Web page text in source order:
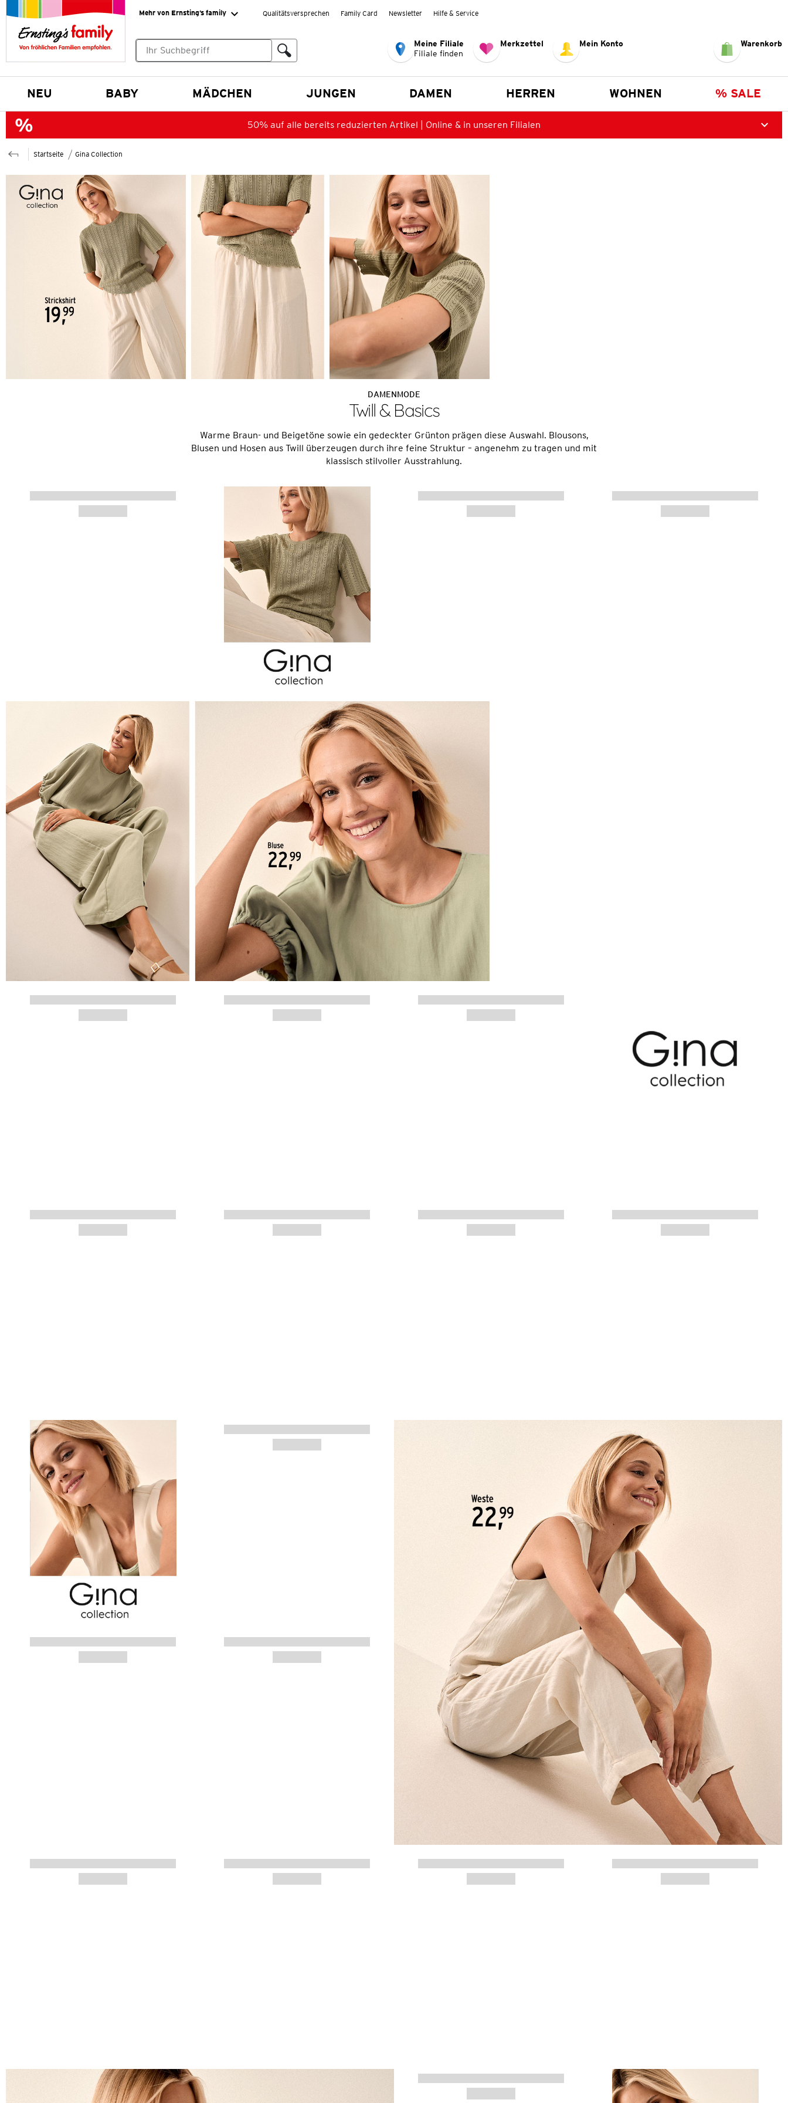
Mehr von Ernsting’s family Qualitätsversprechen Family Card Newsletter Hilfe & Service
Meine Filiale
Filiale finden
Merkzettel Mein Konto Warenkorb
NEU BABY MÄDCHEN JUNGEN DAMEN HERREN WOHNEN % SALE
50% auf alle bereits reduzierten Artikel | Online & in unseren Filialen
Startseite Gina Collection
DAMENMODE
Twill & Basics
Warme Braun- und Beigetöne sowie ein gedeckter Grünton prägen diese Auswahl. Blousons,
Blusen und Hosen aus Twill überzeugen durch ihre feine Struktur – angenehm zu tragen und mit
klassisch stilvoller Ausstrahlung.